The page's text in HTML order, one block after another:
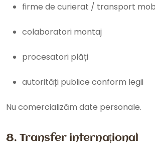
firme de curierat / transport
colaboratori montaj
procesatori plăți
autorități publice conform legii
Nu comercializăm date personale.
8. Transfer internațional